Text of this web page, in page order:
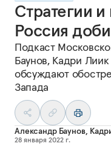
Стратегии
Россия
Подкаст
Баунов, Кадри
обсуждают
Запада
Александр Баунов,
28 января 2022 г.